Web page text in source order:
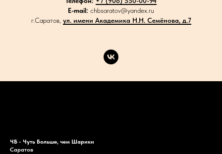
E-mail: chbsaratov@yandex.ru
г.Саратов, ул. имени Академика Н.Н. Семёнова, д.7
ЧБ - Чуть Больше, чем Шарики
Саратов